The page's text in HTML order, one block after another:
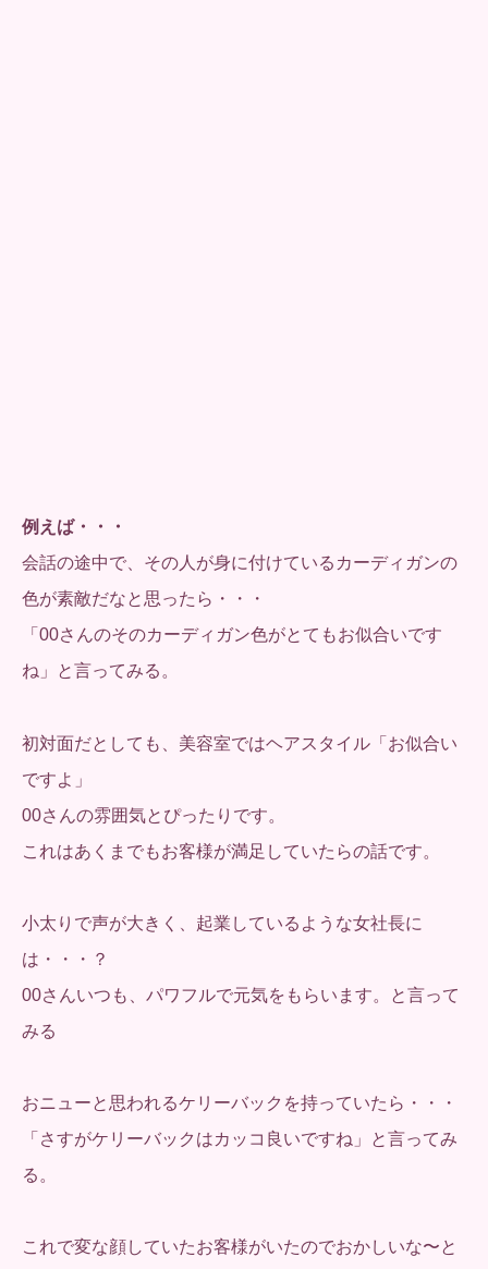
例えば・・・
会話の途中で、その人が身に付けているカーディガンの
色が素敵だなと思ったら・・・
「00さんのそのカーディガン色がとてもお似合いです
ね」と言ってみる。
初対面だとしても、美容室ではヘアスタイル「お似合い
ですよ」
00さんの雰囲気とぴったりです。
これはあくまでもお客様が満足していたらの話です。
小太りで声が大きく、起業しているような女社長に
は・・・？
00さんいつも、パワフルで元気をもらいます。と言って
みる
おニューと思われるケリーバックを持っていたら・・・
「さすがケリーバックはカッコ良いですね」と言ってみ
る。
これで変な顔していたお客様がいたのでおかしいな〜と